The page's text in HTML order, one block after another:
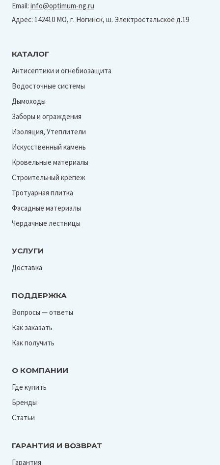
Email: info@optimum-ng.ru
Адрес: 142410 МО, г. Ногинск, ш. Электростальское д.19
КАТАЛОГ
Антисептики и огнебиозащита
Водосточные системы
Дымоходы
Заборы и ограждения
Изоляция, Утеплители
Искусственный камень
Кровельные материалы
Строительный крепеж
Тротуарная плитка
Фасадные материалы
Чердачные лестницы
УСЛУГИ
Доставка
ПОДДЕРЖКА
Вопросы — ответы
Как заказать
Как получить
О КОМПАНИИ
Где купить
Бренды
Статьи
ГАРАНТИЯ И ВОЗВРАТ
Гарантия